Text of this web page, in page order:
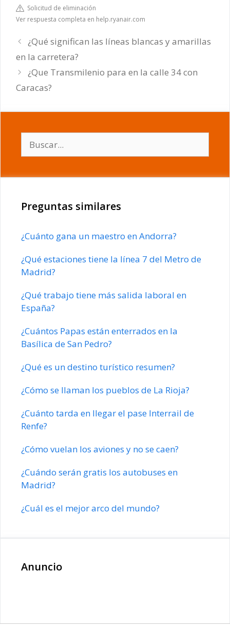
Solicitud de eliminación
Ver respuesta completa en help.ryanair.com
¿Qué significan las líneas blancas y amarillas
en la carretera?
¿Que Transmilenio para en la calle 34 con
Caracas?
Preguntas similares
¿Cuánto gana un maestro en Andorra?
¿Qué estaciones tiene la línea 7 del Metro de
Madrid?
¿Qué trabajo tiene más salida laboral en
España?
¿Cuántos Papas están enterrados en la
Basílica de San Pedro?
¿Qué es un destino turístico resumen?
¿Cómo se llaman los pueblos de La Rioja?
¿Cuánto tarda en llegar el pase Interrail de
Renfe?
¿Cómo vuelan los aviones y no se caen?
¿Cuándo serán gratis los autobuses en
Madrid?
¿Cuál es el mejor arco del mundo?
Anuncio